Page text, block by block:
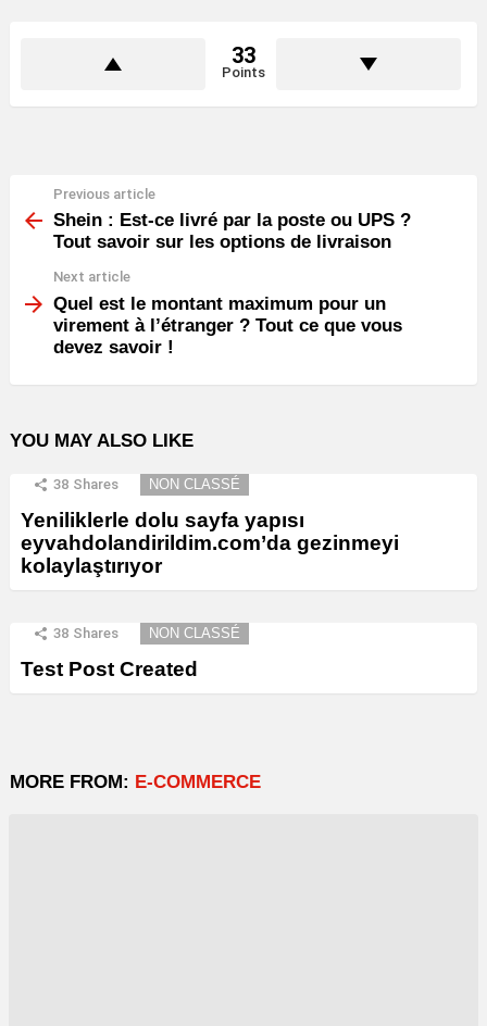
33
Points
more
Previous article
Shein : Est-ce livré par la poste ou UPS ?
Tout savoir sur les options de livraison
Next article
Quel est le montant maximum pour un
virement à l’étranger ? Tout ce que vous
devez savoir !
YOU MAY ALSO LIKE
38 Shares NON CLASSÉ
Yeniliklerle dolu sayfa yapısı
eyvahdolandirildim.com’da gezinmeyi
kolaylaştırıyor
38 Shares NON CLASSÉ
Test Post Created
MORE FROM: E-COMMERCE